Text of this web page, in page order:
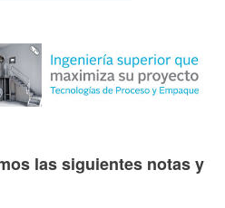
las siguientes notas y